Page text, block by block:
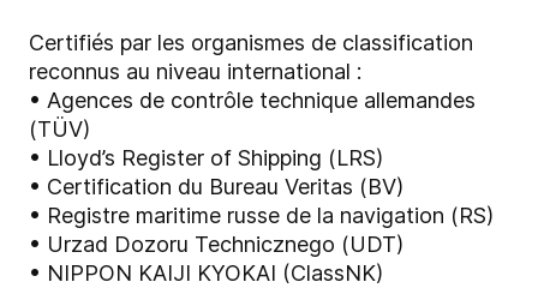
Certifiés par les organismes de classification
reconnus au niveau international :
• Agences de contrôle technique allemandes
(TÜV)
• Lloyd’s Register of Shipping (LRS)
• Certification du Bureau Veritas (BV)
• Registre maritime russe de la navigation (RS)
• Urzad Dozoru Technicznego (UDT)
• NIPPON KAIJI KYOKAI (ClassNK)